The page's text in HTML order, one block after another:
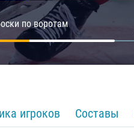
по воротам
игроков Составы